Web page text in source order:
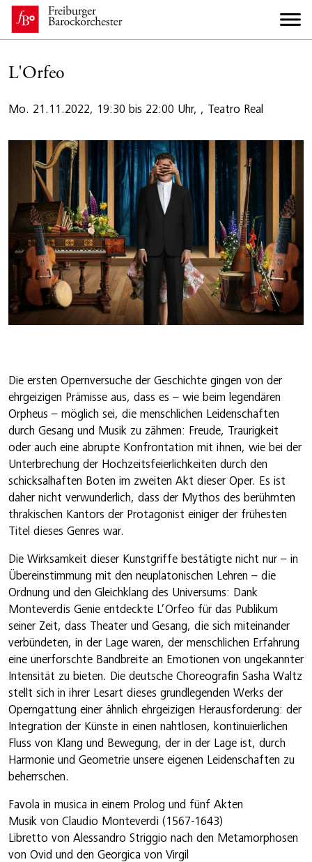
L'Orfeo
Mo. 21.11.2022, 19:30 bis 22:00 Uhr, , Teatro Real
Die ersten Opernversuche der Geschichte gingen von der
ehrgeizigen Prämisse aus, dass es – wie beim legendären
Orpheus – möglich sei, die menschlichen Leidenschaften
durch Gesang und Musik zu zähmen: Freude, Traurigkeit
oder auch eine abrupte Konfrontation mit ihnen, wie bei der
Unterbrechung der Hochzeitsfeierlichkeiten durch den
schicksalhaften Boten im zweiten Akt dieser Oper. Es ist
daher nicht verwunderlich, dass der Mythos des berühmten
thrakischen Kantors der Protagonist einiger der frühesten
Titel dieses Genres war.
Die Wirksamkeit dieser Kunstgriffe bestätigte nicht nur – in
Übereinstimmung mit den neuplatonischen Lehren – die
Ordnung und den Gleichklang des Universums: Dank
Monteverdis Genie entdeckte L’Orfeo für das Publikum
seiner Zeit, dass Theater und Gesang, die sich miteinander
verbündeten, in der Lage waren, der menschlichen Erfahrung
eine unerforschte Bandbreite an Emotionen von ungekannter
Intensität zu bieten. Die deutsche Choreografin Sasha Waltz
stellt sich in ihrer Lesart dieses grundlegenden Werks der
Operngattung einer ähnlich ehrgeizigen Herausforderung: der
Integration der Künste in einen nahtlosen, kontinuierlichen
Fluss von Klang und Bewegung, der in der Lage ist, durch
Harmonie und Geometrie unsere eigenen Leidenschaften zu
beherrschen.
Favola in musica in einem Prolog und fünf Akten
Musik von Claudio Monteverdi (1567-1643)
Libretto von Alessandro Striggio nach den Metamorphosen
von Ovid und den Georgica von Virgil